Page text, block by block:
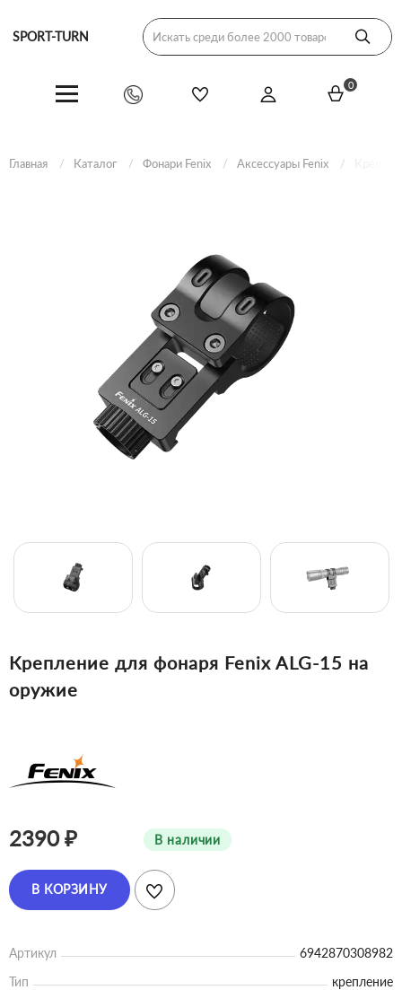
SPORT-TURN
0
Главная Каталог Фонари Fenix Аксессуары Fenix
Крепление для фонаря Fenix ALG-15 на
оружие
2390 ₽ В наличии
В КОРЗИНУ
Артикул
6942870308982
Тип
крепление